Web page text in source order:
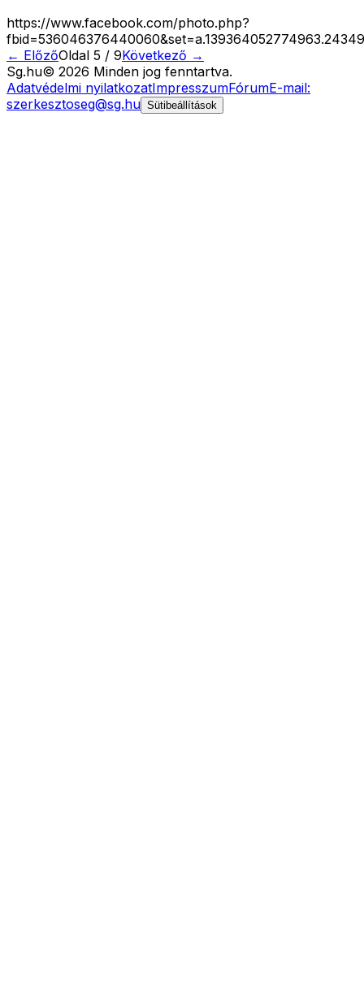
https://www.facebook.com/photo.php?
← ElőzőOldal 5 / 9Következő →
Sg.hu© 2026 Minden jog fenntartva.
Adatvédelmi nyilatkozatImpresszumFórumE-mail:
szerkesztoseg@sg.hu Sütibeállítások